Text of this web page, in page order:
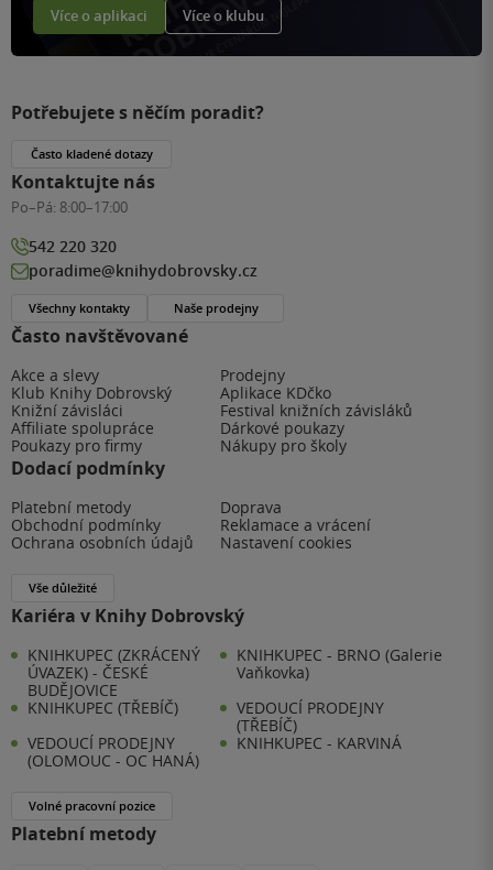
Více o aplikaci Více o klubu
Často navštěvované
Akce a slevy
Prodejny
Klub Knihy Dobrovský
Aplikace KDčko
Knižní závisláci
Festival knižních závisláků
Affiliate spolupráce
Dárkové poukazy
Poukazy pro firmy
Nákupy pro školy
Dodací podmínky
Platební metody
Doprava
Obchodní podmínky
Reklamace a vrácení
Ochrana osobních údajů
Nastavení cookies
Vše důležité
Kariéra v Knihy Dobrovský
KNIHKUPEC (ZKRÁCENÝ
ÚVAZEK) - ČESKÉ
BUDĚJOVICE
KNIHKUPEC - BRNO (Galerie
Vaňkovka)
KNIHKUPEC (TŘEBÍČ)
VEDOUCÍ PRODEJNY
(TŘEBÍČ)
VEDOUCÍ PRODEJNY
(OLOMOUC - OC HANÁ)
KNIHKUPEC - KARVINÁ
Volné pracovní pozice
Platební metody
Potřebujete s něčím poradit?
Často kladené dotazy
Kontaktujte nás
Po–Pá: 8:00–17:00
542 220 320
poradime@knihydobrovsky.cz
Všechny kontakty Naše prodejny